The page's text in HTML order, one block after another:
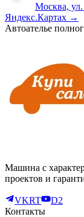
Москва,
Яндекс.Картах →
Автоателье
Машина с
проектов и
VKRT
D2
Контакты